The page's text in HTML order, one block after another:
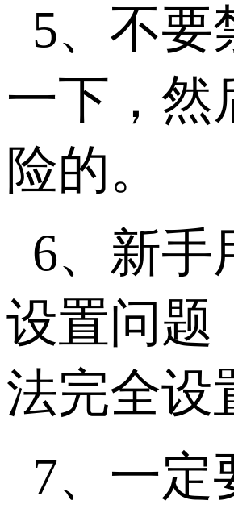
5、不要
一下，然
险的。
6、新手
设置问题
法完全设
7、一定